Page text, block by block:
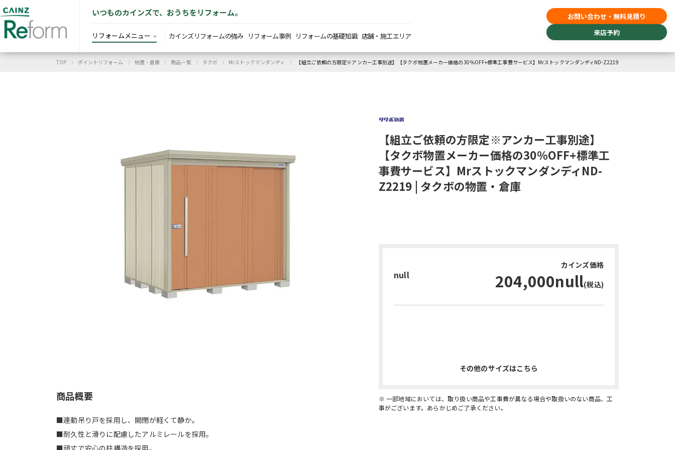
いつものカインズで、おうちをリフォーム。
リフォームメニュー カインズリフォームの強み リフォーム事例 リフォームの基礎知識 店舗・施工エリア
お問い合わせ・無料見積り
来店予約
カインズリフォーム TOP › ポイントリフォーム › 物置・倉庫 › 商品一覧 › タクボ › Mrストックマンダンディ › 【組立ご依頼の方限定※アンカー工事別途】【タクボ物置メーカー価格の30％OFF+標準工事費サービス】MrストックマンダンディND-Z2219
商品概要
■連動吊り戸を採用し、開閉が軽くて静か。
■耐久性と滑りに配慮したアルミレールを採用。
■頑丈で安心の柱構造を採用。
【組立ご依頼の方限定※アンカー工事別途】
【タクボ物置メーカー価格の30％OFF+標準工
事費サービス】MrストックマンダンディND-
Z2219 | タクボの物置・倉庫
null
カインズ価格
204,000null(税込)
その他のサイズはこちら
※ 一部地域においては、取り扱い商品や工事費が異なる場合や取扱いのない商品、工
事がございます。あらかじめご了承ください。